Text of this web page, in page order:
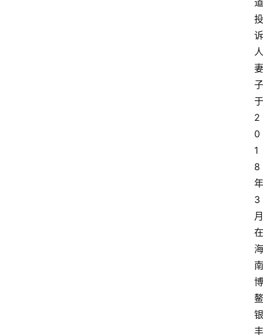
道
投
诉
人
妻
子
于
2
0
1
8
年
3
月
在
海
南
博
鳌
银
丰